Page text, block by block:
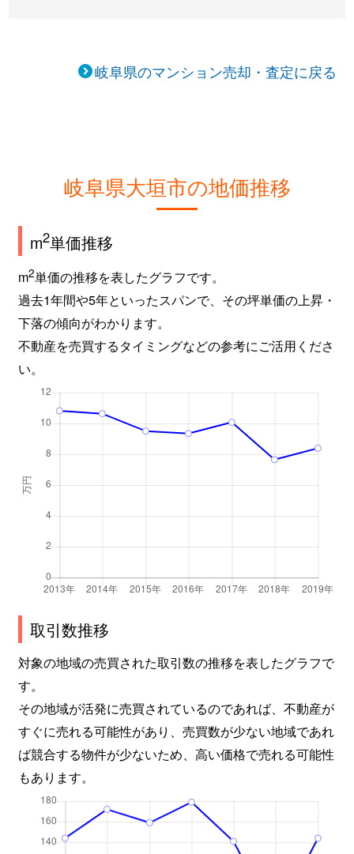
岐阜県のマンション売却・査定に戻る
岐阜県大垣市の地価推移
m2単価推移
m2単価の推移を表したグラフです。
過去1年間や5年といったスパンで、その坪単価の上昇・
下落の傾向がわかります。
不動産を売買するタイミングなどの参考にご活用くださ
い。
取引数推移
対象の地域の売買された取引数の推移を表したグラフで
す。
その地域が活発に売買されているのであれば、不動産が
すぐに売れる可能性があり、売買数が少ない地域であれ
ば競合する物件が少ないため、高い価格で売れる可能性
もあります。